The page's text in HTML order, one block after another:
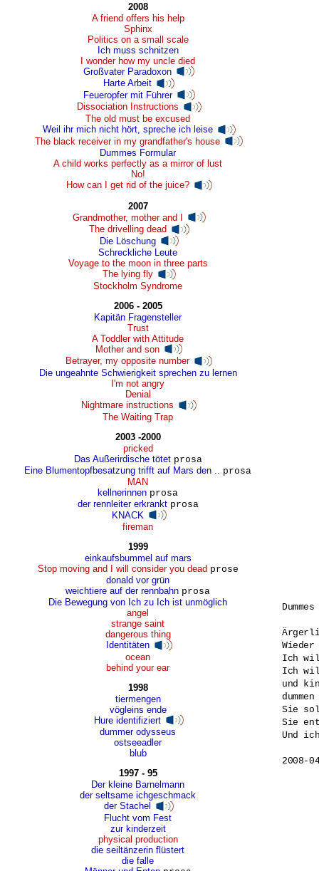
2008
A friend offers his help
Sphinx
Politics on a small scale
Ich muss schnitzen
I wonder how my uncle died
Großvater Paradoxon
Harte Arbeit
Feueropfer mit Führer
Dissociation Instructions
The old must be excused
Weil ihr mich nicht hört, spreche ich leise
The black receiver in my grandfather's house
Dummes Formular
A child works perfectly as a mirror of lust
No!
How can I get rid of the juice?
2007
Grandmother, mother and I
The drivelling dead
Die Löschung
Schreckliche Leute
Voyage to the moon in three parts
The lying fly
Stockholm Syndrome
2006 - 2005
Kapitän Fragensteller
Trust
A Toddler with Attitude
Mother and son
Betrayer, my opposite number
Die ungeahnte Schwierigkeit sprechen zu lernen
I'm not angry
Denial
Nightmare instructions
The Waiting Trap
2003 -2000
pricked
Das Außerirdische tötet prosa
Eine Blumentopfbesatzung trifft auf Mars den ..
prosa
MAN
kellnerinnen prosa
der rennleiter erkrankt prosa
KNACK
fireman
1999
einkaufsbummel auf mars
Stop moving and I will consider you dead prose
donald vor grün
weichtiere auf der rennbahn prosa
Die Bewegung von Ich zu Ich ist unmöglich
angel
strange saint
dangerous thing
Identitäten
ocean
behind your ear
1998
tiermengen
vögleins ende
Hure identifiziert
dummer odysseus
ostseeadler
blub
1997 - 95
Der kleine Barnelmann
der seltsame ichgeschmack
der Stachel
Flucht vom Fest
zur kinderzeit
physical production
die seiltänzerin flüstert
die falle
Ich
Ich
und
Sie
Sie
Und
2008-